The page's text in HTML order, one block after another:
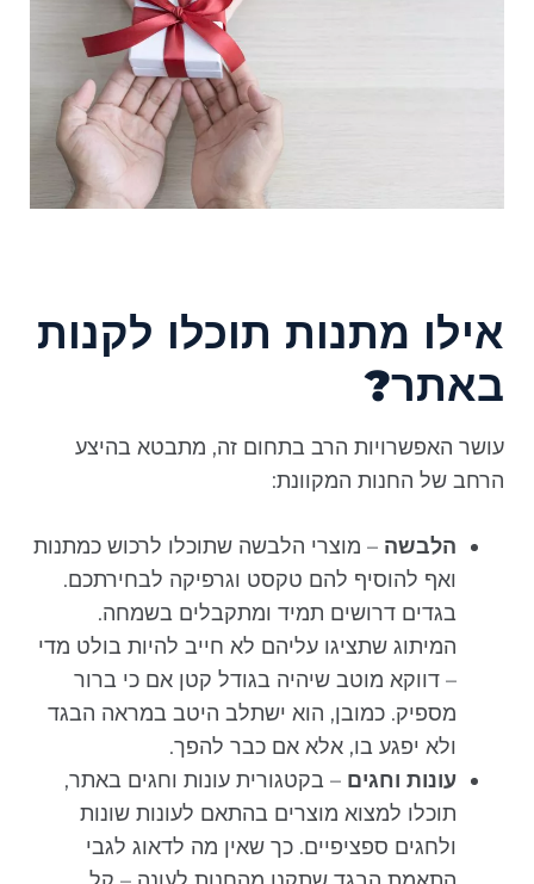
אילו מתנות תוכלו לקנות
באתר?
עושר האפשרויות הרב בתחום זה, מתבטא בהיצע
הרחב של החנות המקוונת:
הלבשה– מוצרי הלבשה שתוכלו לרכוש כמתנות
ואף להוסיף להם טקסט וגרפיקה לבחירתכם.
בגדים דרושים תמיד ומתקבלים בשמחה.
המיתוג שתציגו עליהם לא חייב להיות בולט מדי
– דווקא מוטב שיהיה בגודל קטן אם כי ברור
מספיק. כמובן, הוא ישתלב היטב במראה הבגד
ולא יפגע בו, אלא אם כבר להפך.
עונות וחגים– בקטגורית עונות וחגים באתר,
תוכלו למצוא מוצרים בהתאם לעונות שונות
ולחגים ספציפיים. כך שאין מה לדאוג לגבי